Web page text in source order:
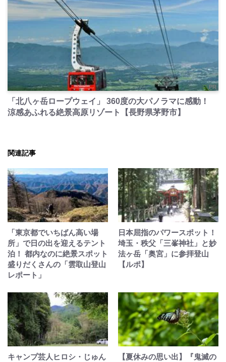
PR
「北八ヶ岳ロープウェイ」 360度の大パノラマに感動！
涼感あふれる絶景高原リゾート【長野県茅野市】
関連記事
「東京都でいちばん高い場
所」で日の出を迎えるテント
泊！ 都内なのに絶景スポット
盛りだくさんの「雲取山登山
レポート」
日本屈指のパワースポット！
埼玉・秩父「三峯神社」と妙
法ヶ岳「奥宮」に参拝登山
【ルポ】
キャンプ芸人ヒロシ・じゅん
【夏休みの思い出】『鬼滅の